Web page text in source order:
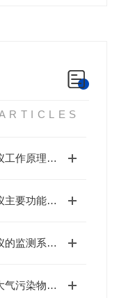
便携式烟气测试仪工作原理：电化学传感器vs.红外NDIR技术对比
全自动烟气测试仪主要功能特点
全自动烟气测试仪的监测系统安全标准
烟气测试仪针对大气污染物的监测方法